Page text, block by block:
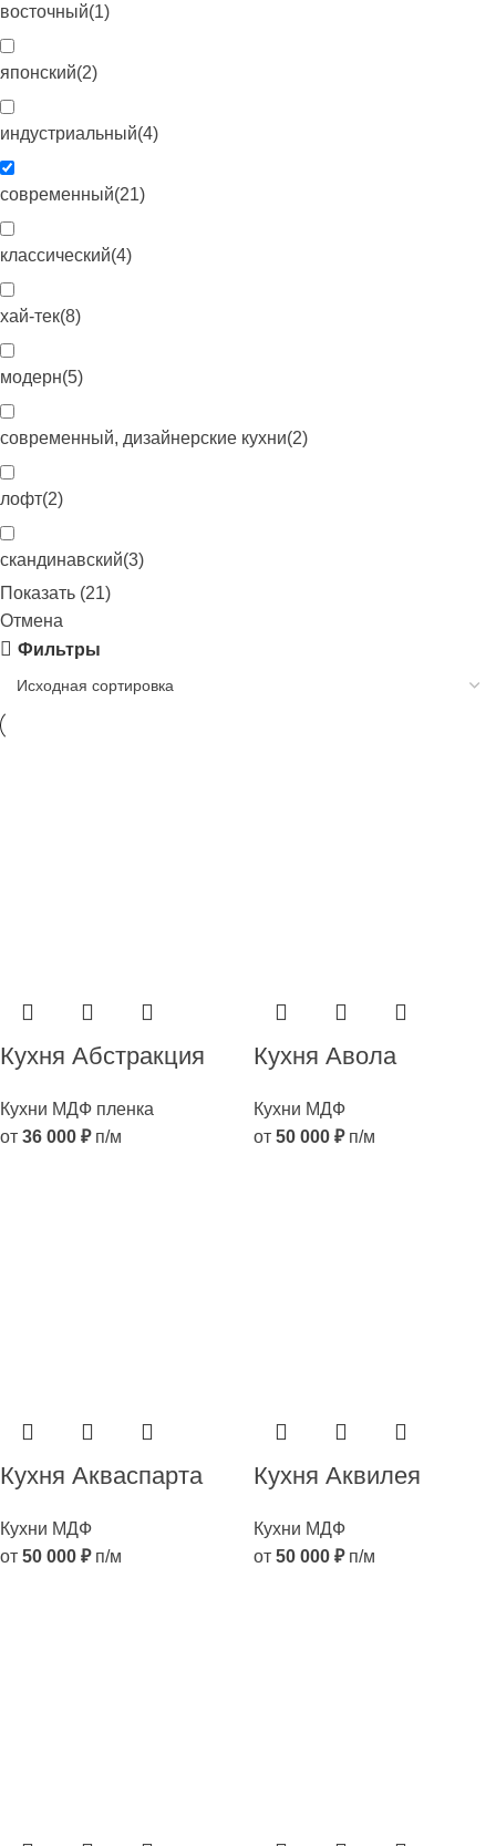
восточный(1)
японский(2)
индустриальный(4)
современный(21)
классический(4)
хай-тек(8)
модерн(5)
современный, дизайнерские кухни(2)
лофт(2)
скандинавский(3)
Показать (21)
Отмена
Фильтры
Кухня Абстракция
Кухни МДФ пленка
от 36 000 ₽п/м
Кухня Авола
Кухни МДФ
от 50 000 ₽п/м
Кухня Акваспарта
Кухни МДФ
от 50 000 ₽п/м
Кухня Аквилея
Кухни МДФ
от 50 000 ₽п/м